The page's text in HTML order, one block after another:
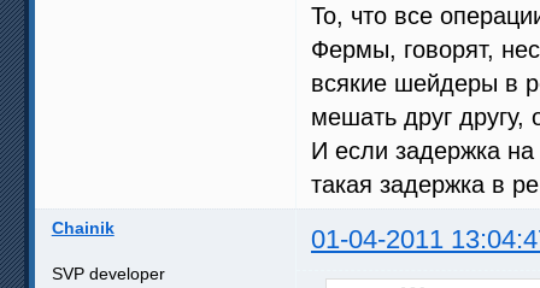
То, что все
Фермы, говорят,
всякие шейдеры в
мешать друг другу,
И если задержка
такая задержка в
Chainik 01-04-2011
SVP developer